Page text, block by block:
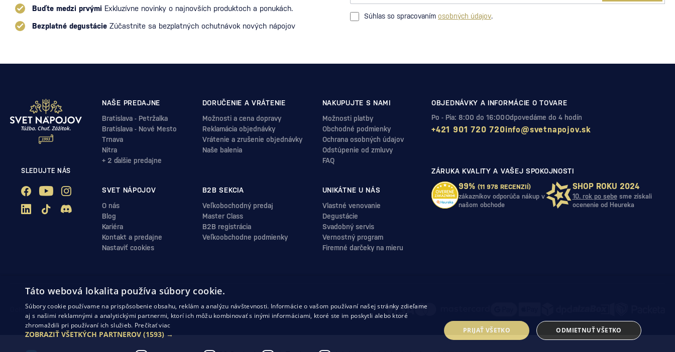
Buďte medzi prvými Exkluzívne novinky o najnovších produktoch a ponukách.
Bezplatné degustácie Zúčastnite sa bezplatných ochutnávok nových nápojov
Súhlas so spracovaním osobných údajov.
SLEDUJTE NÁS
NAŠE PREDAJNE
Bratislava - Petržalka
Bratislava - Nové Mesto
Trnava
Nitra
+ 2 ďalšie predajne
DORUČENIE A VRÁTENIE
Možnosti a cena dopravy
Reklamácia objednávky
Vrátenie a zrušenie objednávky
Naše balenia
NAKUPUJTE S NAMI
Možnosti platby
Obchodné podmienky
Ochrana osobných údajov
Odstúpenie od zmluvy
FAQ
SVET NÁPOJOV
O nás
Blog
Kariéra
Kontakt a predajne
Nastaviť cookies
B2B SEKCIA
Veľkobochodný predaj
Master Class
B2B registrácia
Veľkoobchodne podmienky
UNIKÁTNE U NÁS
Vlastné venovanie
Degustácie
Svadobný servis
Vernostný program
Firemné darčeky na mieru
OBJEDNÁVKY A INFORMÁCIE O TOVARE
Po - Pia: 8:00 do 16:00
+421 901 720 720
Odpovedáme do 4 hodín
info@svetnapojov.sk
ZÁRUKA KVALITY A VAŠEJ SPOKOJNOSTI
99% (11 978 RECENZIÍ)
zákazníkov odporúča nákup v
našom obchode
SHOP ROKU 2024
10. rok po sebesme získali
ocenenie od Heureka
Ochrana osobných údajovObchodné podmienkyOdstúpenie od zmluvy
Táto webová lokalita používa súbory cookie.
Súbory cookie používame na prispôsobenie obsahu, reklám a analýzu návštevnosti. Informácie o vašom používaní našej stránky zdieľame
aj s našimi reklamnými a analytickými partnermi, ktorí ich môžu kombinovať s inými informáciami, ktoré ste im poskytli alebo ktoré
zhromaždili pri používaní ich služieb. Prečítať viac
ZOBRAZIŤ VŠETKÝCH PARTNEROV (1593) → PRIJAŤ VŠETKO ODMIETNUŤ VŠETKO